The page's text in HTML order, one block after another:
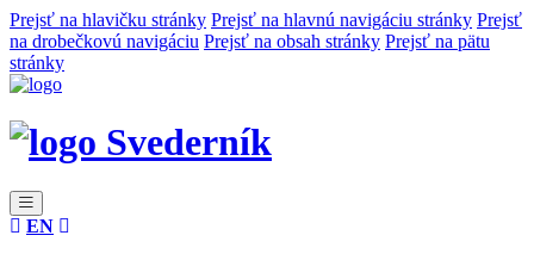
Prejsť na hlavičku stránky Prejsť na hlavnú navigáciu stránky Prejsť
na drobečkovú navigáciu Prejsť na obsah stránky Prejsť na pätu
stránky
Svederník
EN